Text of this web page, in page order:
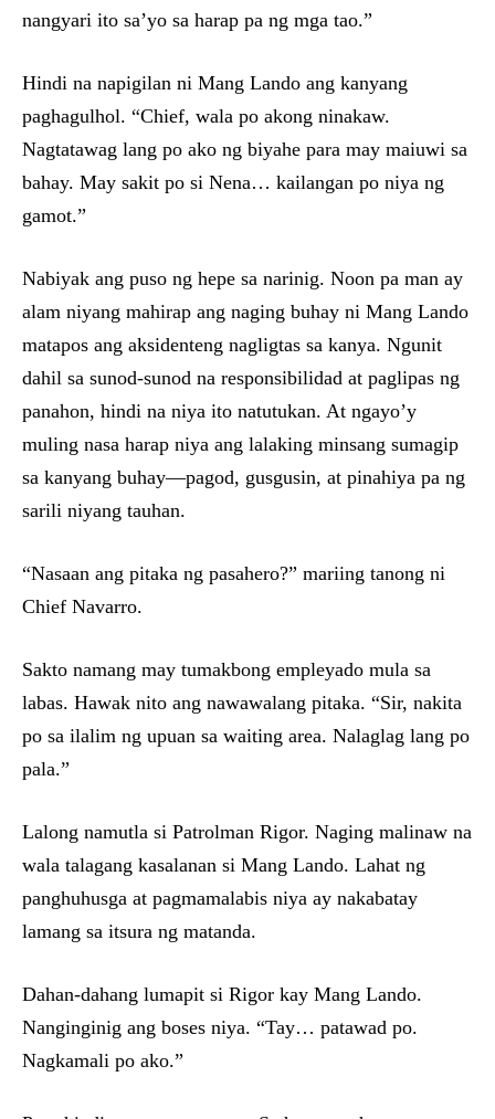
nangyari ito sa’yo sa harap pa ng mga tao.”
Hindi na napigilan ni Mang Lando ang kanyang
paghagulhol. “Chief, wala po akong ninakaw.
Nagtatawag lang po ako ng biyahe para may maiuwi sa
bahay. May sakit po si Nena… kailangan po niya ng
gamot.”
Nabiyak ang puso ng hepe sa narinig. Noon pa man ay
alam niyang mahirap ang naging buhay ni Mang Lando
matapos ang aksidenteng nagligtas sa kanya. Ngunit
dahil sa sunod-sunod na responsibilidad at paglipas ng
panahon, hindi na niya ito natutukan. At ngayo’y
muling nasa harap niya ang lalaking minsang sumagip
sa kanyang buhay—pagod, gusgusin, at pinahiya pa ng
sarili niyang tauhan.
“Nasaan ang pitaka ng pasahero?” mariing tanong ni
Chief Navarro.
Sakto namang may tumakbong empleyado mula sa
labas. Hawak nito ang nawawalang pitaka. “Sir, nakita
po sa ilalim ng upuan sa waiting area. Nalaglag lang po
pala.”
Lalong namutla si Patrolman Rigor. Naging malinaw na
wala talagang kasalanan si Mang Lando. Lahat ng
panghuhusga at pagmamalabis niya ay nakabatay
lamang sa itsura ng matanda.
Dahan-dahang lumapit si Rigor kay Mang Lando.
Nanginginig ang boses niya. “Tay… patawad po.
Nagkamali po ako.”